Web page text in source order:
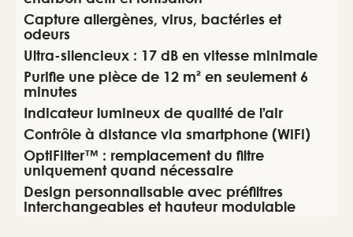
Capture allergènes, virus, bactéries et
odeurs
Ultra-silencieux : 17 dB en vitesse minimale
Purifie une pièce de 12 m² en seulement 6
minutes
Indicateur lumineux de qualité de l’air
Contrôle à distance via smartphone (WiFi)
OptiFilter™ : remplacement du filtre
uniquement quand nécessaire
Design personnalisable avec préfiltres
interchangeables et hauteur modulable